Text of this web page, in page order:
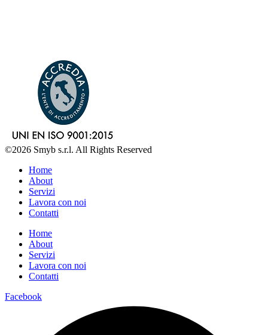
©2026 Smyb s.r.l. All Rights Reserved
Home
About
Servizi
Lavora con noi
Contatti
Home
About
Servizi
Lavora con noi
Contatti
Facebook